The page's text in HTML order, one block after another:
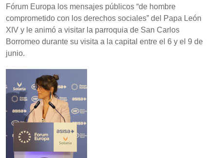
Fórum Europa los mensajes públicos “de hombre
comprometido con los derechos sociales” del Papa León
XIV y le animó a visitar la parroquia de San Carlos
Borromeo durante su visita a la capital entre el 6 y el 9 de
junio.